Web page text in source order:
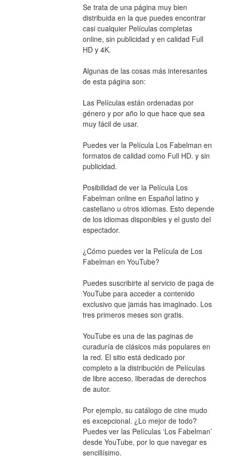
Se trata de una página muy bien
distribuida en la que puedes encontrar
casi cualquier Películas completas
online, sin publicidad y en calidad Full
HD y 4K.
Algunas de las cosas más interesantes
de esta página son:
Las Películas están ordenadas por
género y por año lo que hace que sea
muy fácil de usar.
Puedes ver la Película Los Fabelman en
formatos de calidad como Full HD. y sin
publicidad.
Posibilidad de ver la Película Los
Fabelman online en Español latino y
castellano u otros idiomas. Esto depende
de los idiomas disponibles y el gusto del
espectador.
¿Cómo puedes ver la Película de Los
Fabelman en YouTube?
Puedes suscribirte al servicio de paga de
YouTube para acceder a contenido
exclusivo que jamás has imaginado. Los
tres primeros meses son gratis.
YouTube es una de las paginas de
curaduría de clásicos más populares en
la red. El sitio está dedicado por
completo a la distribución de Películas
de libre acceso, liberadas de derechos
de autor.
Por ejemplo, su catálogo de cine mudo
es excepcional. ¿Lo mejor de todo?
Puedes ver las Películas ‘Los Fabelman’
desde YouTube, por lo que navegar es
sencillísimo.